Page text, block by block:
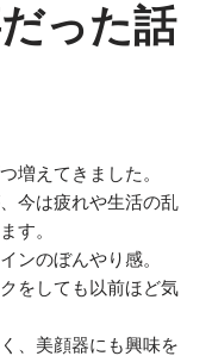
った話
増えてきました。
今は疲れや生活の乱
す。
ンのぼんやり感。
をしても以前ほど気
、美顔器にも興味を